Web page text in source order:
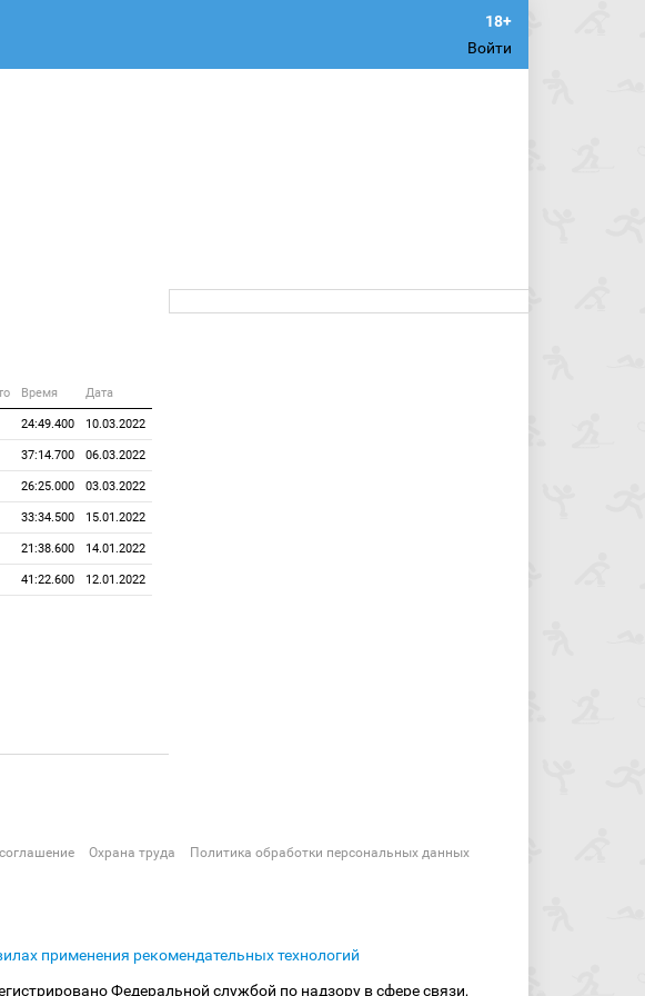
Войти
Время Дата
24:49.400 10.03.2022
37:14.700 06.03.2022
26:25.000 03.03.2022
33:34.500 15.01.2022
21:38.600 14.01.2022
41:22.600 12.01.2022
Охрана труда Политика обработки персональных данных
применения рекомендательных технологий
Федеральной службой по надзору в сфере связи,